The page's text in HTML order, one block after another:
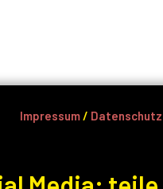
Impressum/ Datenschutz